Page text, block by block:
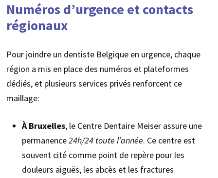
Numéros d’urgence et contacts
régionaux
Pour joindre un dentiste Belgique en urgence, chaque
région a mis en place des numéros et plateformes
dédiés, et plusieurs services privés renforcent ce
maillage:
À Bruxelles, le Centre Dentaire Meiser assure une
permanence24h/24 toute l’année. Ce centre est
souvent cité comme point de repère pour les
douleurs aiguës, les abcès et les fractures